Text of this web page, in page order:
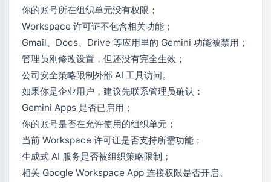
你的账号所在组织单元没有权限；
Workspace 许可证不包含相关功能；
Gmail、Docs、Drive 等应用里的 Gemini 功能被禁用；
管理员刚修改设置，但还没有完全生效；
公司安全策略限制外部 AI 工具访问。
如果你是企业用户，建议先联系管理员确认：
Gemini Apps 是否已启用；
你的账号是否在允许使用的组织单元；
当前 Workspace 许可证是否支持所需功能；
生成式 AI 服务是否被组织策略限制；
相关 Google Workspace App 连接权限是否开启。